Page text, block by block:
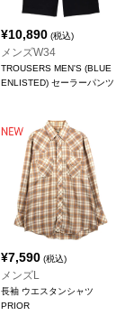
¥10,890 (税込)
メンズW34
TROUSERS MEN'S (BLUE
ENLISTED) セーラーパンツ
¥7,590 (税込)
メンズL
長袖 ウエスタンシャツ
PRIOR